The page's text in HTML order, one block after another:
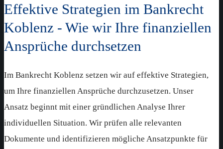
Effektive Strategien im Bankrecht
Koblenz - Wie wir Ihre finanziellen
Ansprüche durchsetzen
Im Bankrecht Koblenz setzen wir auf effektive Strategien,
um Ihre finanziellen Ansprüche durchzusetzen. Unser
Ansatz beginnt mit einer gründlichen Analyse Ihrer
individuellen Situation. Wir prüfen alle relevanten
Dokumente und identifizieren mögliche Ansatzpunkte für